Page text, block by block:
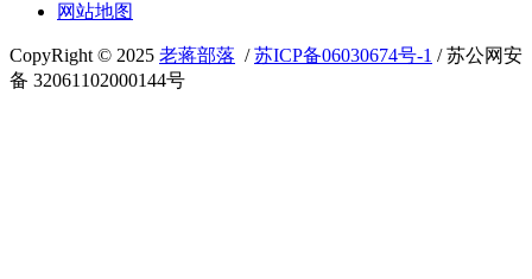
网站地图
CopyRight © 2025 老蒋部落 /苏ICP备06030674号-1 / 苏公网安
备 32061102000144号